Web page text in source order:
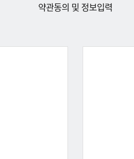
약관동의 및 정보입력